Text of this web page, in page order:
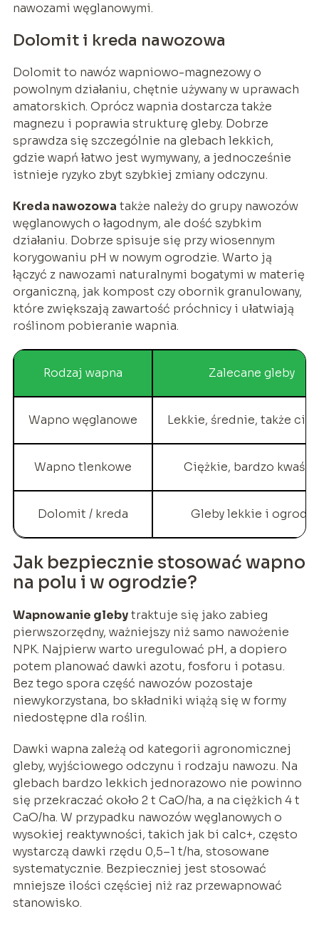
nawozami węglanowymi.
Dolomit i kreda nawozowa
Dolomit to nawóz wapniowo-magnezowy o
powolnym działaniu, chętnie używany w uprawach
amatorskich. Oprócz wapnia dostarcza także
magnezu i poprawia strukturę gleby. Dobrze
sprawdza się szczególnie na glebach lekkich,
gdzie wapń łatwo jest wymywany, a jednocześnie
istnieje ryzyko zbyt szybkiej zmiany odczynu.
Kreda nawozowa także należy do grupy nawozów
węglanowych o łagodnym, ale dość szybkim
działaniu. Dobrze spisuje się przy wiosennym
korygowaniu pH w nowym ogrodzie. Warto ją
łączyć z nawozami naturalnymi bogatymi w materię
organiczną, jak kompost czy obornik granulowany,
które zwiększają zawartość próchnicy i ułatwiają
roślinom pobieranie wapnia.
Rodzaj wapna Zalecane gleby
Wapno węglanowe Lekkie, średnie, także
Wapno tlenkowe Ciężkie, bardzo kwaśne
Dolomit / kreda Gleby lekkie i ogrody
Jak bezpiecznie stosować wapno
na polu i w ogrodzie?
Wapnowanie glebytraktuje się jako zabieg
pierwszorzędny, ważniejszy niż samo nawożenie
NPK. Najpierw warto uregulować pH, a dopiero
potem planować dawki azotu, fosforu i potasu.
Bez tego spora część nawozów pozostaje
niewykorzystana, bo składniki wiążą się w formy
niedostępne dla roślin.
Dawki wapna zależą od kategorii agronomicznej
gleby, wyjściowego odczynu i rodzaju nawozu. Na
glebach bardzo lekkich jednorazowo nie powinno
się przekraczać około 2 t CaO/ha, a na ciężkich 4 t
CaO/ha. W przypadku nawozów węglanowych o
wysokiej reaktywności, takich jak bi calc+, często
wystarczą dawki rzędu 0,5–1 t/ha, stosowane
systematycznie. Bezpieczniej jest stosować
mniejsze ilości częściej niż raz przewapnować
stanowisko.